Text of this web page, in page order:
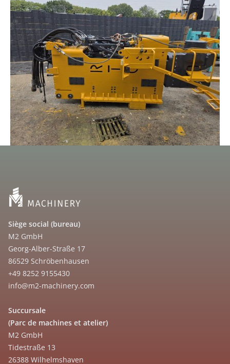
Siège social (bureau)
M2 GmbH
Georg-Alber-Straße 17
86529 Schröbenhausen
+49 8252 9155430
info@m2-machinery.com
Succursale
(Parc de machines et atelier)
M2 GmbH
Tidestraße 13
26388 Wilhelmshaven